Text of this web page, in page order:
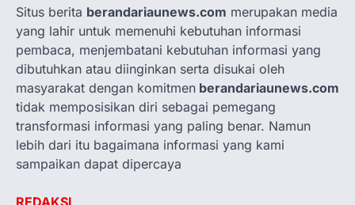
Situs berita berandariaunews.com merupakan media
yang lahir untuk memenuhi kebutuhan informasi
pembaca, menjembatani kebutuhan informasi yang
dibutuhkan atau diinginkan serta disukai oleh
masyarakat dengan komitmen berandariaunews.com
tidak memposisikan diri sebagai pemegang
transformasi informasi yang paling benar. Namun
lebih dari itu bagaimana informasi yang kami
sampaikan dapat dipercaya
REDAKSI